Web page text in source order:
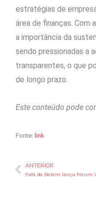
estratégias de
área de finanças.
a importância da
sendo pressionadas a
transparentes, o que
de longo prazo.
Este conteúdo pode
Fonte: link
Anterior
ANTERIOR